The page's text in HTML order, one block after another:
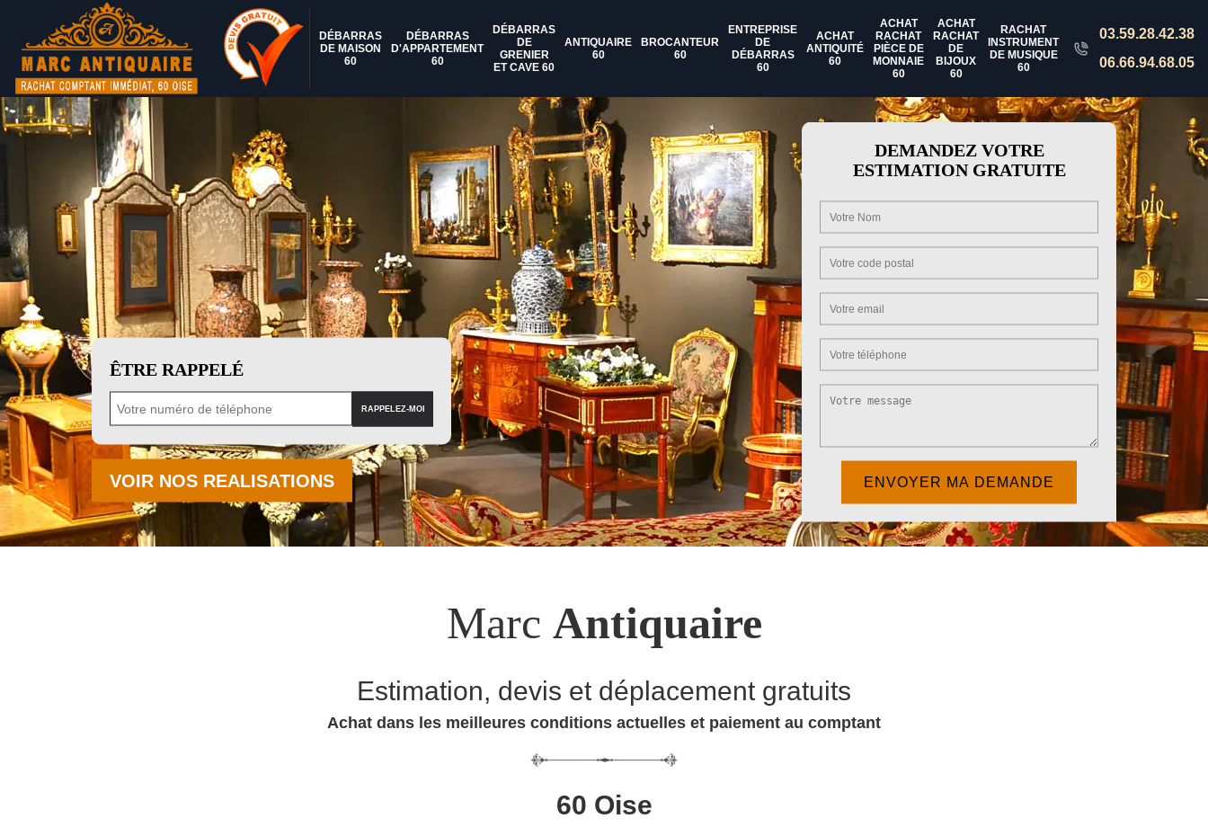
DÉBARRAS
DE MAISON
60
DÉBARRAS
D'APPARTEMENT
60
DÉBARRAS
DE
GRENIER
ET CAVE 60
ANTIQUAIRE
60
BROCANTEUR
60
ENTREPRISE
DE
DÉBARRAS
60
ACHAT
ANTIQUITÉ
60
ACHAT
RACHAT
PIÈCE DE
MONNAIE
60
ACHAT
RACHAT
DE
BIJOUX
60
RACHAT
INSTRUMENT
DE MUSIQUE
60
03.59.28.42.38
06.66.94.68.05
ÊTRE RAPPELÉ
VOIR NOS REALISATIONS
DEMANDEZ VOTRE
ESTIMATION GRATUITE
Marc Antiquaire
Estimation, devis et déplacement gratuits
Achat dans les meilleures conditions actuelles et paiement au comptant
60 Oise